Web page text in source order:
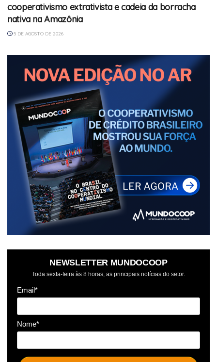
cooperativismo extrativista e cadeia da borracha
nativa na Amazônia
5 DE AGOSTO DE 2026
NEWSLETTER MUNDOCOOP
Toda sexta-feira às 8 horas, as principais notícias do setor.
Email*
Nome*